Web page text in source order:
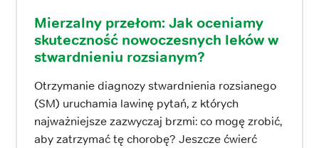
Mierzalny przełom: Jak oceniamy
skuteczność nowoczesnych leków w
stwardnieniu rozsianym?
Otrzymanie diagnozy stwardnienia rozsianego
(SM) uruchamia lawinę pytań, z których
najważniejsze zazwyczaj brzmi: co mogę zrobić,
aby zatrzymać tę chorobę? Jeszcze ćwierć